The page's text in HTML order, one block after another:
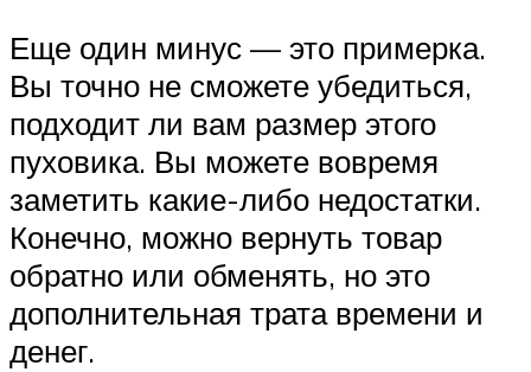
Еще один минус — это примерка.
Вы точно не сможете убедиться,
подходит ли вам размер этого
пуховика. Вы можете вовремя
заметить какие-либо недостатки.
Конечно, можно вернуть товар
обратно или обменять, но это
дополнительная трата времени и
денег.